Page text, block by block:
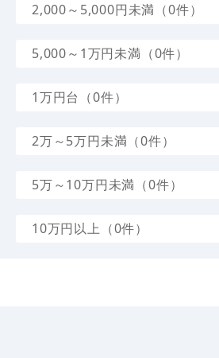
2,000～5,000円未満（0件）
5,000～1万円未満（0件）
1万円台（0件）
2万～5万円未満（0件）
5万～10万円未満（0件）
10万円以上（0件）